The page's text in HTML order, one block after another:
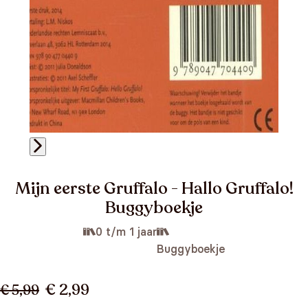
Mijn eerste Gruffalo - Hallo Gruffalo!
Buggyboekje
0 t/m 1 jaar
Buggyboekje
€ 5,99 € 2,99